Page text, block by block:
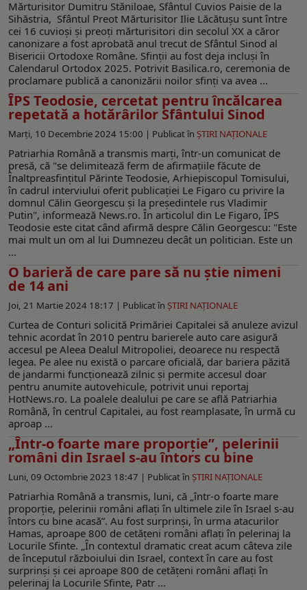
Mărturisitor Dumitru Stăniloae, Sfântul Cuvios Paisie de la
Sihăstria, Sfântul Preot Mărturisitor Ilie Lăcătușu sunt între
cei 16 cuvioși și preoți mărturisitori din secolul XX a căror
canonizare a fost aprobată anul trecut de Sfântul Sinod al
Bisericii Ortodoxe Române. Sfinții au fost deja incluși în
Calendarul Ortodox 2025. Potrivit Basilica.ro, ceremonia de
proclamare publică a canonizării noilor sfinți va avea ...
ÎPS Teodosie, cercetat pentru încălcarea
repetată a hotărârilor Sfântului Sinod
Marți, 10 Decembrie 2024 15:00 | Publicat în ŞTIRI NAŢIONALE
Patriarhia Română a transmis marţi, într-un comunicat de
presă, că "se delimitează ferm de afirmaţiile făcute de
Înaltpreasfinţitul Părinte Teodosie, Arhiepiscopul Tomisului,
în cadrul interviului oferit publicaţiei Le Figaro cu privire la
domnul Călin Georgescu şi la preşedintele rus Vladimir
Putin", informează News.ro. În articolul din Le Figaro, ÎPS
Teodosie este citat când afirmă despre Călin Georgescu: "Este
mai mult un om al lui Dumnezeu decât un politician. Este un
...
O barieră de care pare să nu știe nimeni
de 14 ani
Joi, 21 Martie 2024 18:17 | Publicat în ŞTIRI NAŢIONALE
Curtea de Conturi solicită Primăriei Capitalei să anuleze avizul
tehnic acordat în 2010 pentru barierele auto care asigură
accesul pe Aleea Dealul Mitropoliei, deoarece nu respectă
legea. Pe alee nu există o parcare oficială, dar bariera păzită
de jandarmi funcționează zilnic și permite accesul doar
pentru anumite autovehicule, potrivit unui reportaj
HotNews.ro. La poalele dealului pe care se află Patriarhia
Română, în centrul Capitalei, au fost reamplasate, în urmă cu
aproap ...
„Într-o foarte mare proporție”, pelerinii
români din Israel s-au întors cu bine
Luni, 09 Octombrie 2023 18:47 | Publicat în ŞTIRI NAŢIONALE
Patriarhia Română a transmis, luni, că „într-o foarte mare
proporție, pelerinii români aflați în ultimele zile în Israel s-au
întors cu bine acasă”. Au fost surprinși, în urma atacurilor
Hamas, aproape 800 de cetățeni români aflați în pelerinaj la
Locurile Sfinte. „În contextul dramatic creat acum câteva zile
de începutul războiului din Israel, context în care au fost
surprinși și cei aproape 800 de cetățeni români aflați în
pelerinaj la Locurile Sfinte, Patr ...